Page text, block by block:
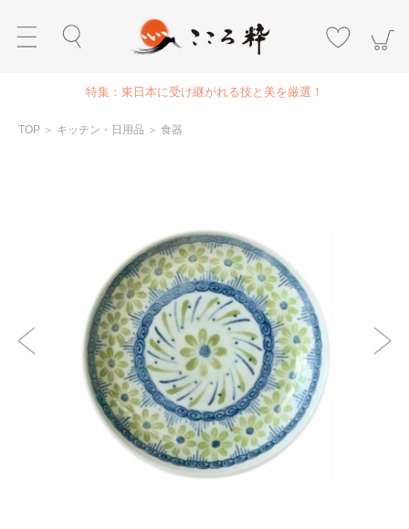
特集：東日本に受け継がれる技と美を厳選！
TOP ＞ キッチン・日用品 ＞ 食器